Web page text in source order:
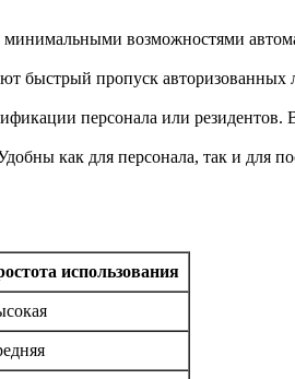
возможностями
быстрый пропуск авторизованных
персонала или резидентов.
как для персонала, так и для
использования